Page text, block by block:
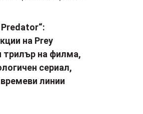
на Prey
трилър на филма,
сериал,
линии